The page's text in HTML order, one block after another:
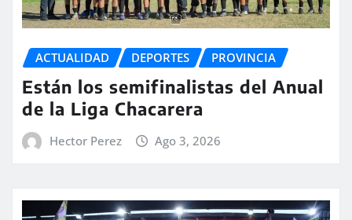
ACTUALIDAD DEPORTES PROVINCIA
Están los semifinalistas del Anual
de la Liga Chacarera
Hector Perez Ago 3, 2026